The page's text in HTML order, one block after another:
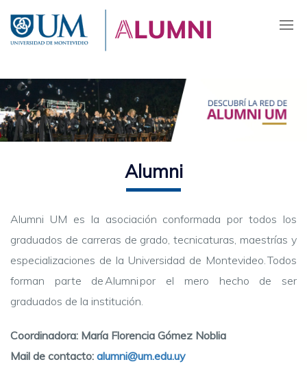
contenido
principal
Alumni
Alumni UM es la asociación conformada por todos los
graduados de carreras de grado, tecnicaturas, maestrías y
especializaciones de la Universidad de Montevideo. Todos
forman parte de Alumni por el mero hecho de ser
graduados de la institución.
Coordinadora: María Florencia Gómez Noblia
Mail de contacto: alumni@um.edu.uy